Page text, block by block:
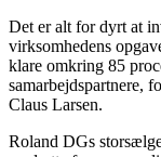
Det er alt for dyrt at
virksomhedens
klare omkring 85
samarbejdspartnere,
Claus Larsen.
Roland DGs